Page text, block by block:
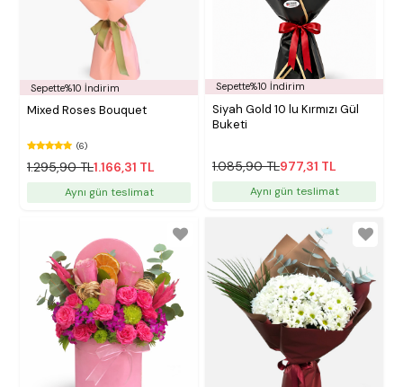
Sepette%10 İndirim
Mixed Roses Bouquet
(6)
1.295,90 TL1.166,31 TL
Aynı gün teslimat
Sepette%10 İndirim
Siyah Gold 10 lu Kırmızı Gül
Buketi
1.085,90 TL977,31 TL
Aynı gün teslimat